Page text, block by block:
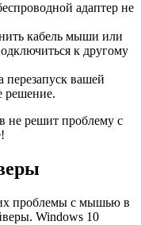
адаптер не
кабель мыши или
к другому
перезапуск вашей
решение.
не решит проблему с
проблемы с мышью в
Windows 10